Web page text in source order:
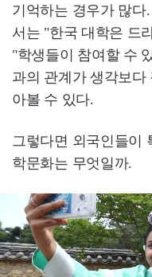
기억하는 경우가 많다
서는 "한국 대학은 드
"학생들이 참여할 수
과의 관계가 생각보
아볼 수 있다.
그렇다면 외국인들이
학문화는 무엇일까.